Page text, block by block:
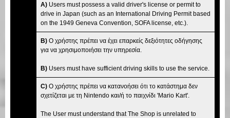
A) Users must possess a valid driver's license or permit to
drive in Japan (such as an International Driving Permit based
on the 1949 Geneva Convention, SOFA license, etc.).
B) Ο χρήστης πρέπει να έχει επαρκείς δεξιότητες οδήγησης
για να χρησιμοποιήσει την υπηρεσία.
B) Users must have sufficient driving skills to use the service.
C) Ο χρήστης πρέπει να κατανοήσει ότι το κατάστημα δεν
σχετίζεται με τη Nintendo και/ή το παιχνίδι 'Mario Kart'.
The User must understand that The Shop is unrelated to